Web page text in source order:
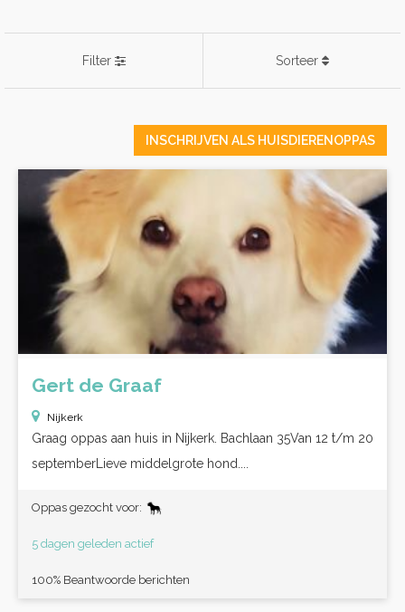
Filter Sorteer
INSCHRIJVEN ALS HUISDIERENOPPAS
Gert de Graaf
Nijkerk
Graag oppas aan huis in Nijkerk. Bachlaan 35Van 12 t/m 20
septemberLieve middelgrote hond....
Oppas gezocht voor:
5 dagen geleden actief
100% Beantwoorde berichten